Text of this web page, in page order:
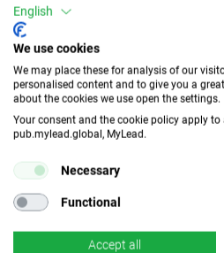
Mach mit
perfekte
Werde einer der
wähle aus den
Kampagnen. Ja,
gelesen – wir
davon.
English
We use cookies
We may place these for analysis of our
personalised content and to give you a
about the cookies we use open the settings.
Your consent and the cookie policy apply
pub.mylead.global, MyLead.
Necessary
Functional
Accept all